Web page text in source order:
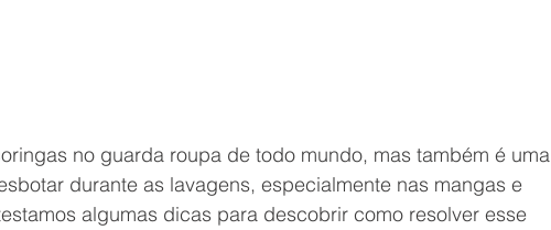
no guarda roupa de todo mundo, mas também é uma
durante as lavagens, especialmente nas mangas e
algumas dicas para descobrir como resolver esse